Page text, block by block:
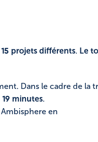
15 projets différents. Le
Dans le cadre de la
19 minutes.
en